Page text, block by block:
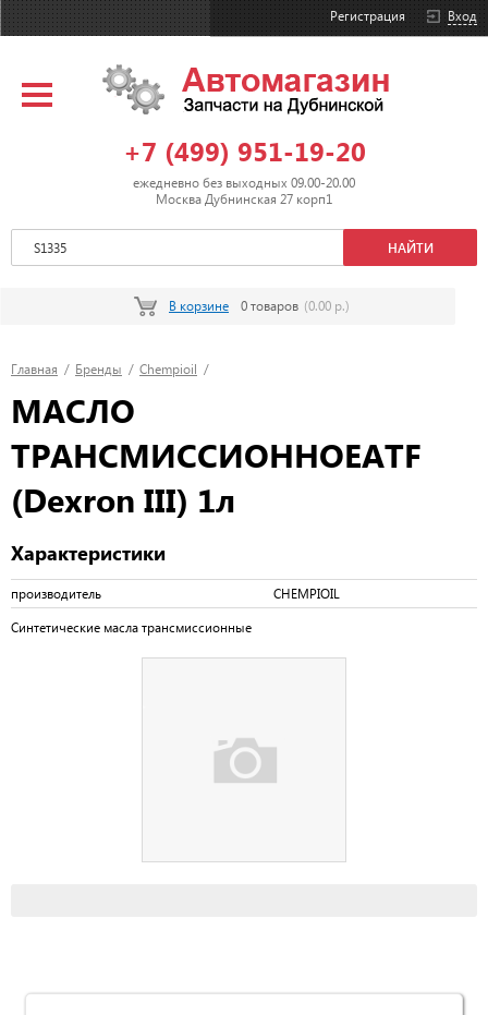
Вход
Регистрация
+7 (499) 951-19-20
ежедневно без выходных 09.00-20.00
Москва Дубнинская 27 корп1
В корзине 0 товаров (0.00 р.)
Главная / Бренды / Chempioil /
МАСЛО
ТРАНСМИССИОННОЕATF
(Dexron III) 1л
Характеристики
производитель CHEMPIOIL
Синтетические масла трансмиссионные